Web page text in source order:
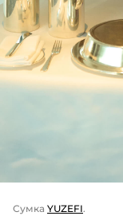
Сумка YUZEFI.